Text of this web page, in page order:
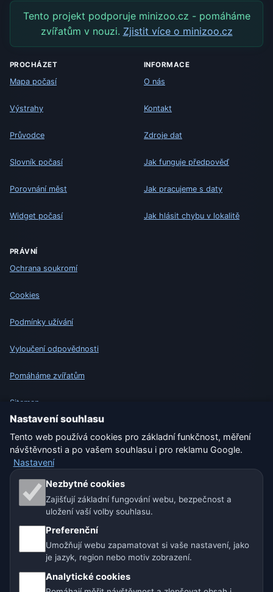
Tento projekt podporuje minizoo.cz - pomáháme
zvířatům v nouzi. Zjistit více o minizoo.cz
PROCHÁZET
Mapa počasí
Výstrahy
Průvodce
Slovník počasí
Porovnání měst
Widget počasí
INFORMACE
O nás
Kontakt
Zdroje dat
Jak funguje předpověď
Jak pracujeme s daty
Jak hlásit chybu v lokalitě
PRÁVNÍ
Ochrana soukromí
Cookies
Podmínky užívání
Vyloučení odpovědnosti
Pomáháme zvířatům
Sitemap
Nastavení
Naše weby o počasí:
🇨🇿 Česko 🇭🇷 Chorvatsko 🇧🇬 Bulharsko
🇩🇪🇦🇹🇨🇭 Německo / Rakousko / Švýcarsko
🌎 Latinská Amerika a Španělsko
🇮🇳 Jižní a jihovýchodní Asie
Nastavení souhlasu
Tento web používá cookies pro základní funkčnost, měření
návštěvnosti a po vašem souhlasu i pro reklamu Google.
Nastavení
Nezbytné cookies
Zajišťují základní fungování webu, bezpečnost a
uložení vaší volby souhlasu.
Preferenční
Umožňují webu zapamatovat si vaše nastavení, jako
je jazyk, region nebo motiv zobrazení.
Analytické cookies